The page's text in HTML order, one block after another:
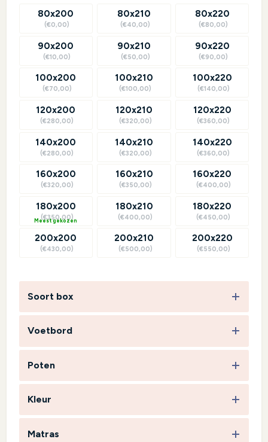
80x200
(€0,00)
90x200
(€10,00)
100x200
(€70,00)
120x200
(€280,00)
140x200
(€280,00)
160x200
(€320,00)
180x200
(€350,00)
?
200x200
(€430,00)
80x210
(€40,00)
90x210
(€50,00)
100x210
(€100,00)
120x210
(€320,00)
140x210
(€320,00)
160x210
(€350,00)
180x210
(€400,00)
200x210
(€500,00)
80x220
(€80,00)
90x220
(€90,00)
100x220
(€140,00)
120x220
(€360,00)
140x220
(€360,00)
160x220
(€400,00)
180x220
(€450,00)
200x220
(€550,00)
Soort box
Voetbord
Poten
Kleur
Matras